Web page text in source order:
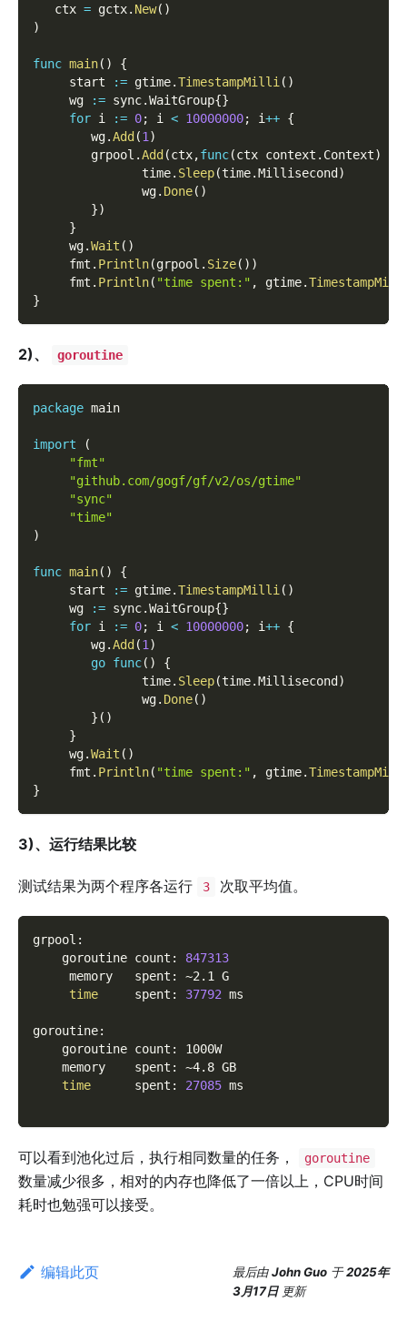
   ctx
= gctx. New( )
)
func main( )
{
     start
:= gtime.TimestampMilli ( )
     wg
:= sync.WaitGroup{}
for i := 0; i < 10000000; i++ {
        wg
.Add (1 )
        grpool
.Add (ctx,func(ctx context . Context)
               time
. Sleep(time.Millisecond )
               wg
. Done( )
})
}
     wg
.Wait ( )
     fmt
. Println(grpool . Size( ) )
     fmt
. Println( "time spent:" , gtime.
}
2)、 goroutine
package main
import
(
"fmt"
"github.com/gogf/gf/v2/os/gtime"
"sync"
"time"
)
func main( )
{
     start
:= gtime.TimestampMilli ( )
     wg
:= sync.WaitGroup{}
for i := 0; i < 10000000; i++ {
        wg
.Add (1 )
go func( )
{
               time
. Sleep(time.Millisecond )
               wg
. Done( )
} ( )
}
     wg
.Wait ( )
     fmt
. Println( "time spent:" , gtime.
}
3)、运行结果比较
测试结果为两个程序各运行 3 次取平均值。
grpool:
    goroutine count:
847313
     memory   spent: ~2.1 G
time
     spent:
37792 ms
goroutine:
    goroutine count: 1000W
    memory    spent: ~4.8 GB
time
      spent:
27085 ms
可以看到池化过后，执行相同数量的任务， goroutine
数量减少很多，相对的内存也降低了一倍以上，CPU时间
耗时也勉强可以接受。
编辑此页 最后由John Guo 于2025年
3月17日 更新